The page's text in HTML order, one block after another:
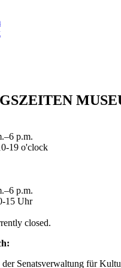
p.m.
19 o'clock
p.m.
15 Uhr
closed.